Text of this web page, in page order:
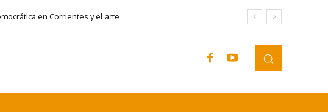
en Corrientes y el arte